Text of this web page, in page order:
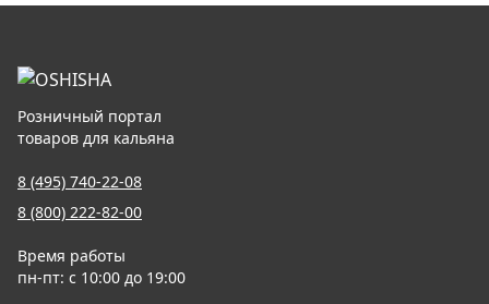
Розничный портал
товаров для кальяна
8 (495) 740-22-08
8 (800) 222-82-00
Время работы
пн-пт: с 10:00 до 19:00